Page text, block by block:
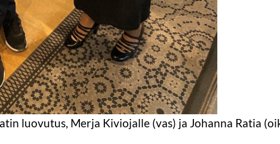
luovutus, Merja Kiviojalle (vas) ja Johanna Ratia